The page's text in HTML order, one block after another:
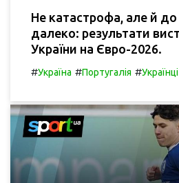
Не катастрофа, але й
далеко: результати
України на Євро-2026.
#Україна #Португалія #Українці